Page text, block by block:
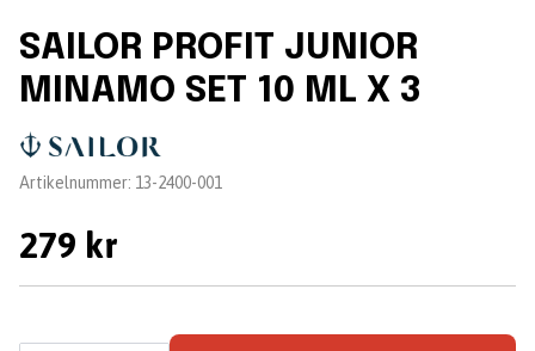
SAILOR PROFIT JUNIOR
MINAMO SET 10 ML X 3
Leverantör:
Artikelnummer: 13-2400-001
279 kr